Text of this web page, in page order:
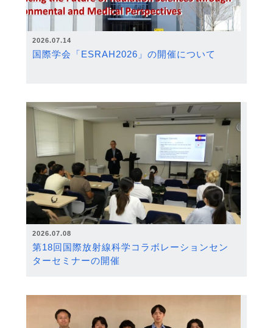
2026.07.14
国際学会「ESRAH2026」の開催について
2026.07.08
第18回国際放射線科学コラボレーションセン
ターセミナーの開催